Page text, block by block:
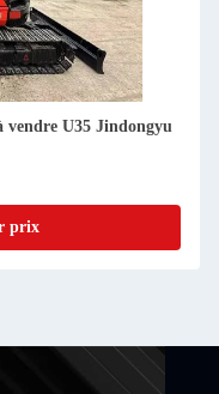
vendre U15 Jindongyu
prix